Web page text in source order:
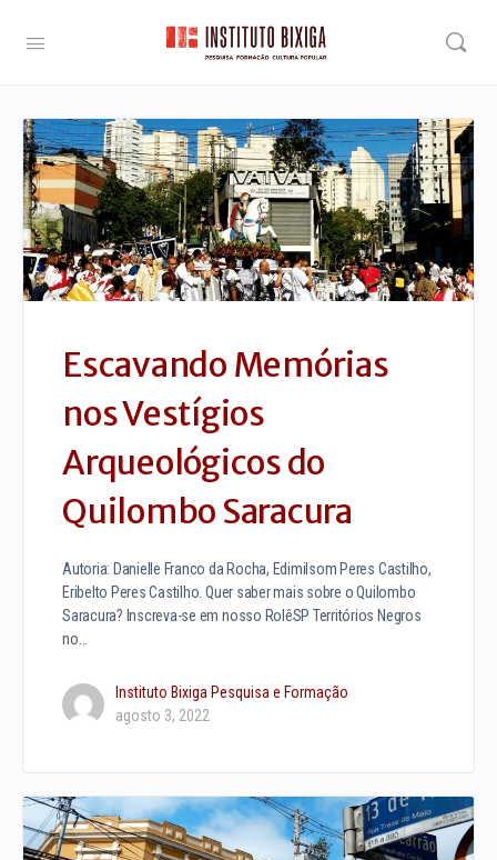
Escavando Memórias
nos Vestígios
Arqueológicos do
Quilombo Saracura
Autoria: Danielle Franco da Rocha, Edimilsom Peres Castilho,
Eribelto Peres Castilho. Quer saber mais sobre o Quilombo
Saracura? Inscreva-se em nosso RolêSP Territórios Negros
no…
Instituto Bixiga Pesquisa e Formação
agosto 3, 2022